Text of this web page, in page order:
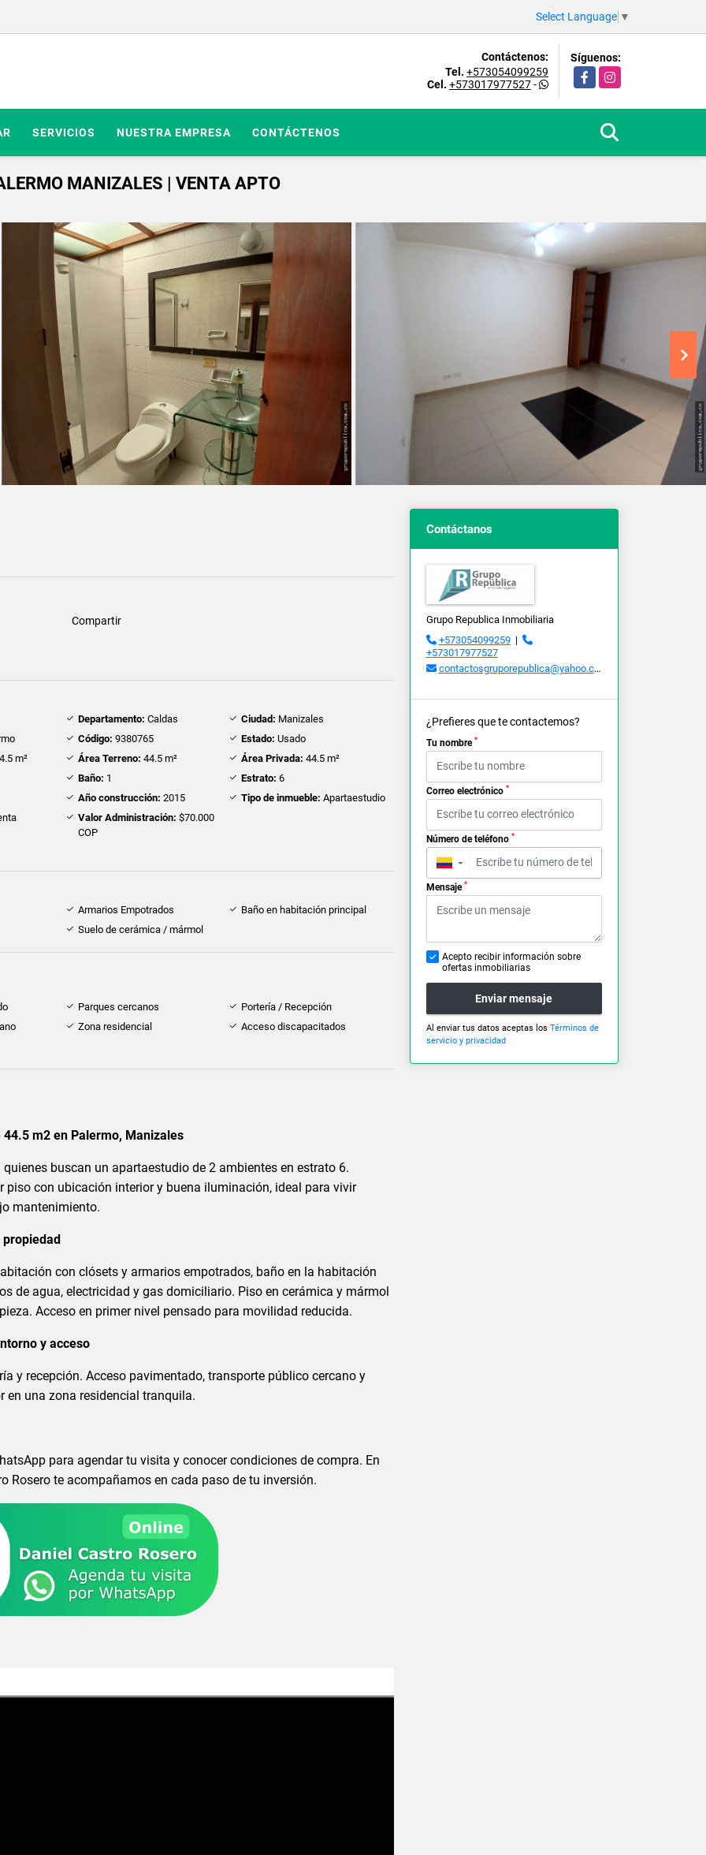
Select Language ▼
Contáctenos:
Tel. +573054099259
Cel. +573017977527-
Síguenos:
FacebookInstagram
SERVICIOS NUESTRA EMPRESA CONTÁCTENOS
MANIZALES | VENTA APTO
Compartir
Departamento: Caldas Ciudad: Manizales
Código: 9380765 Estado: Usado
m²
Área Terreno: 44.5 m² Área Privada: 44.5 m²
Baño: 1 Estrato: 6
Año construcción: 2015 Tipo de inmueble: Apartaestudio
Valor Administración: $70.000
COP
Armarios Empotrados
Baño en habitación principal
Suelo de cerámica / mármol
Parques cercanos
Portería / Recepción
Zona residencial Acceso discapacitados
m2 en Palermo, Manizales
buscan un apartaestudio de 2 ambientes en estrato 6.
piso con ubicación interior y buena iluminación, ideal para vivir
mantenimiento.
con clósets y armarios empotrados, baño en la habitación
de agua, electricidad y gas domiciliario. Piso en cerámica y mármol
Acceso en primer nivel pensado para movilidad reducida.
y acceso
y recepción. Acceso pavimentado, transporte público cercano y
en una zona residencial tranquila.
para agendar tu visita y conocer condiciones de compra. En
Rosero te acompañamos en cada paso de tu inversión.
Contáctanos
Grupo Republica Inmobiliaria
+573054099259|
+573017977527
contactosgruporepublica@yahoo.com
¿Prefieres que te contactemos?
Tu nombre *
Correo electrónico *
Número de teléfono *
▼
Mensaje *
Acepto recibir información sobre
ofertas inmobiliarias
Enviar mensaje
Al enviar tus datos aceptas los Términos de
servicio y privacidad